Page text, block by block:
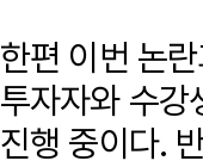
한편 이번 논
투자자와 수강
진행 중이다.